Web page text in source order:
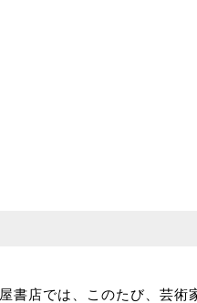
書店では、このたび、芸